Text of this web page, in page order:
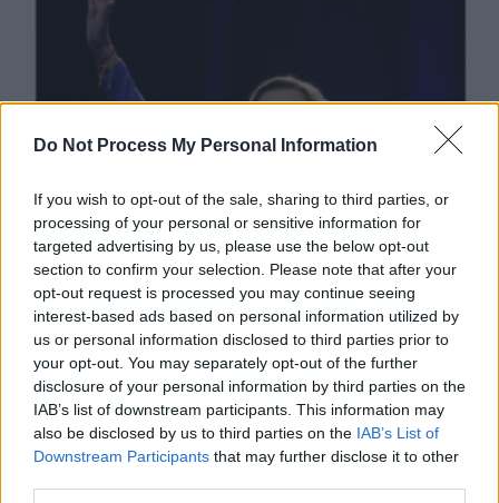
Do Not Process My Personal Information
If you wish to opt-out of the sale, sharing to third parties, or
processing of your personal or sensitive information for
targeted advertising by us, please use the below opt-out
section to confirm your selection. Please note that after your
opt-out request is processed you may continue seeing
interest-based ads based on personal information utilized by
us or personal information disclosed to third parties prior to
your opt-out. You may separately opt-out of the further
disclosure of your personal information by third parties on the
IAB’s list of downstream participants. This information may
also be disclosed by us to third parties on the IAB’s List of
Downstream Participants that may further disclose it to other
O lună de la anularea alegerilor
prezidențiale: zero probe în anchetă,...
Matei Udrea luni, 6 ianuarie 2025